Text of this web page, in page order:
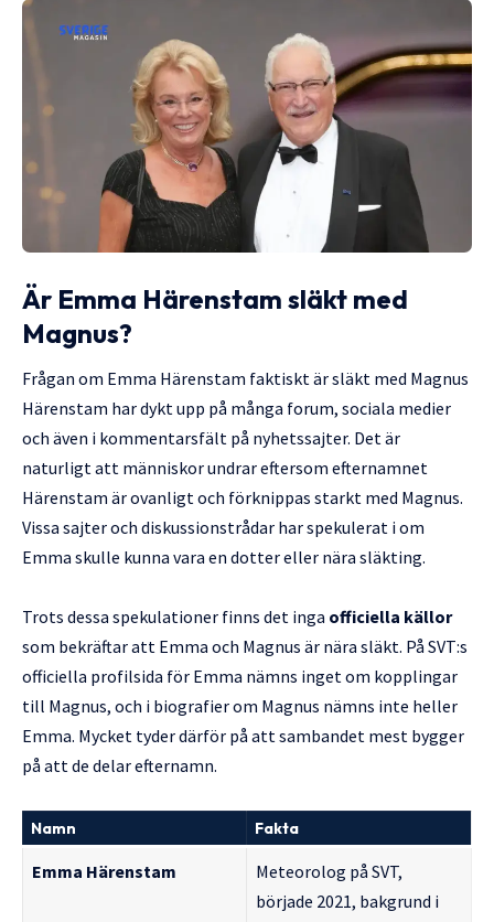
Är Emma Härenstam släkt med
Magnus?
Frågan om Emma Härenstam faktiskt är släkt med Magnus
Härenstam har dykt upp på många forum, sociala medier
och även i kommentarsfält på nyhetssajter. Det är
naturligt att människor undrar eftersom efternamnet
Härenstam är ovanligt och förknippas starkt med Magnus.
Vissa sajter och diskussionstrådar har spekulerat i om
Emma skulle kunna vara en dotter eller nära släkting.
Trots dessa spekulationer finns det inga officiella källor
som bekräftar att Emma och Magnus är nära släkt. På SVT:s
officiella profilsida för Emma nämns inget om kopplingar
till Magnus, och i biografier om Magnus nämns inte heller
Emma. Mycket tyder därför på att sambandet mest bygger
på att de delar efternamn.
Namn Fakta
Emma Härenstam
Meteorolog på SVT,
började 2021, bakgrund i